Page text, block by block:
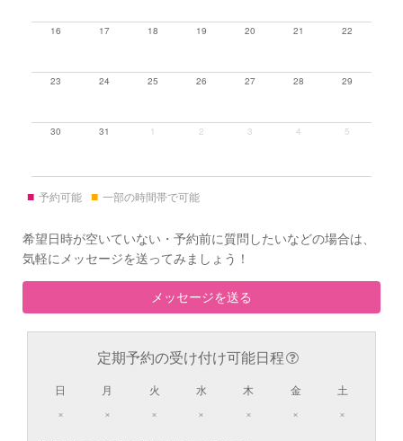
16 17 18 19 20 21 22
23 24 25 26 27 28 29
30 31 1 2 3 4 5
■ 予約可能 ■ 一部の時間帯で可能
希望日時が空いていない・予約前に質問したいなどの場合は、
気軽にメッセージを送ってみましょう！
メッセージを送る
定期予約の受け付け可能日程
日
×
月
×
火
×
水
×
木
×
金
×
土
×